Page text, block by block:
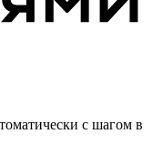
с шагом в